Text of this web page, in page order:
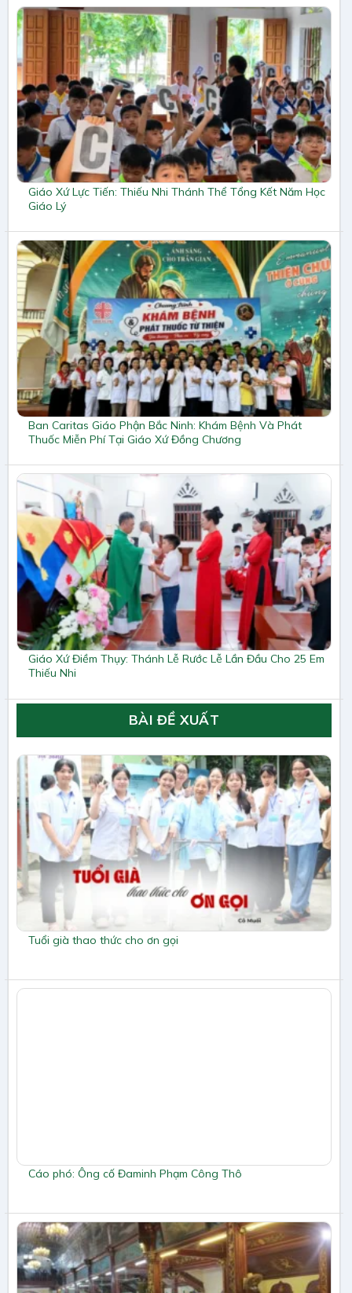
Giáo Xứ Lực Tiến: Thiếu Nhi Thánh Thể Tổng Kết Năm Học
Giáo Lý
Ban Caritas Giáo Phận Bắc Ninh: Khám Bệnh Và Phát
Thuốc Miễn Phí Tại Giáo Xứ Đồng Chương
Giáo Xứ Điềm Thụy: Thánh Lễ Rước Lễ Lần Đầu Cho 25 Em
Thiếu Nhi
BÀI ĐỀ XUẤT
Tuổi già thao thức cho ơn gọi
Cáo phó: Ông cố Đaminh Phạm Công Thô